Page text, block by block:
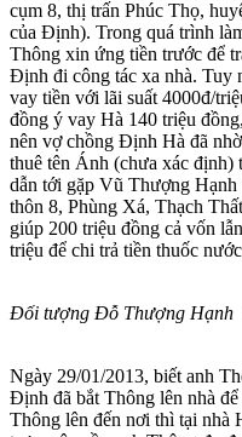
cụm 8, thị trấn Phúc Thọ,
của Định). Trong quá trình
Thông xin ứng tiền trước để
Định đi công tác xa nhà. Tuy
vay tiền với lãi suất 4000đ/
đồng ý vay Hà 140 triệu
nên vợ chồng Định Hà đã
thuê tên Ánh (chưa xác
dẫn tới gặp Vũ Thượng
thôn 8, Phùng Xá, Thạch
giúp 200 triệu đồng cả vốn
triệu để chi trả tiền thuốc
Đối tượng Đỗ Thượng Hạnh
Ngày 29/01/2013, biết anh
Định đã bắt Thông lên nhà
Thông lên đến nơi thì tại nhà